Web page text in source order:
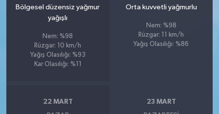
Bölgesel düzensiz yağmur
yağışlı
Nem: %98
Rüzgar: 10 km/h
Yağış Olasılığı: %93
Kar Olasılığı: %11
Orta kuvvetli yağmurlu
Nem: %98
Rüzgar: 11 km/h
Yağış Olasılığı: %86
22 MART 23 MART